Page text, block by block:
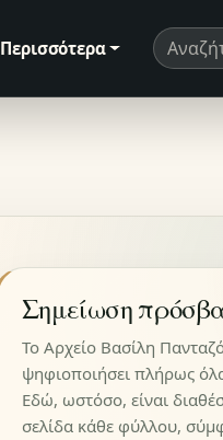
Περισσότερα Όρος
Σημείωση
Το Αρχείο Βασίλη
ψηφιοποιήσει πλήρως
Εδώ, ωστόσο, είναι
σελίδα κάθε φύλλου,